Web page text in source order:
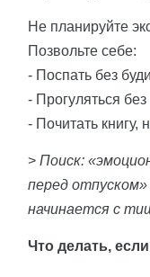
Не планируйте
Позвольте себе:
- Поспать без
- Прогуляться без
- Почитать книгу,
> Поиск:
перед
начинается с
Что делать,